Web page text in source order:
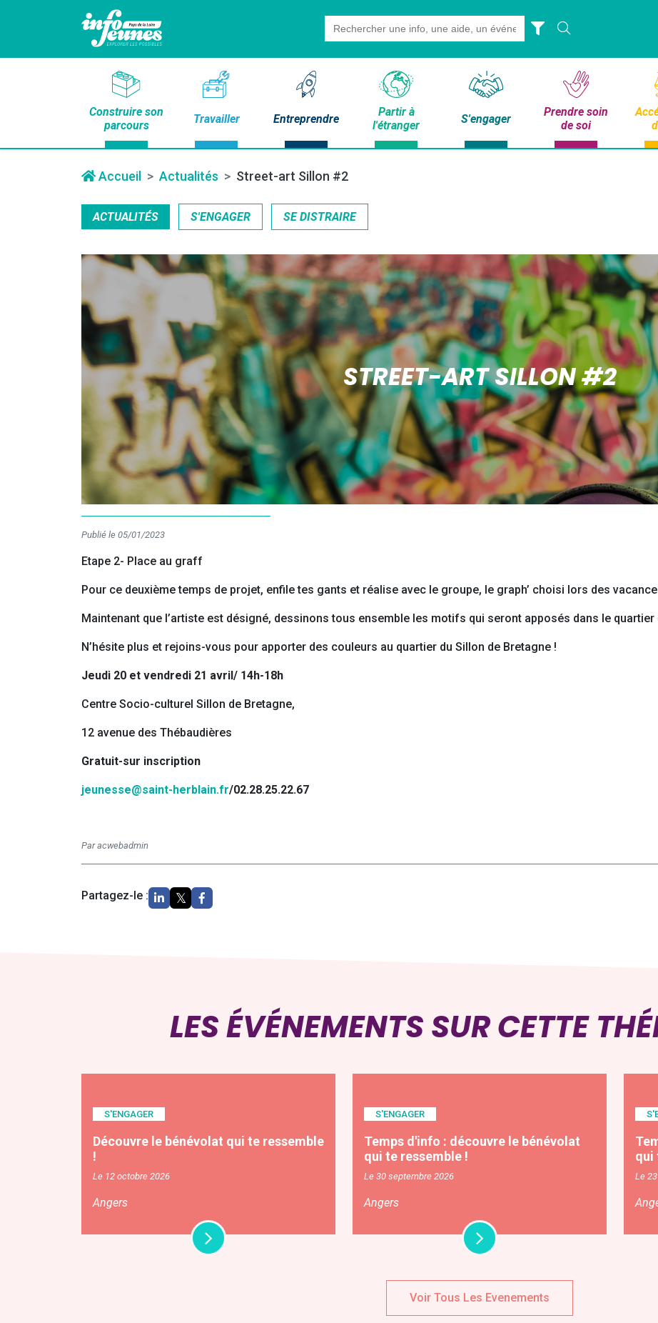
Search
for:
Construire son
parcours
Travailler Entreprendre
Partir à
l'étranger
S'engager
Prendre soin
de soi
Accueil Actualités Street-art Sillon #2
ACTUALITÉS S'ENGAGER SE DISTRAIRE
STREET-ART SILLON #2
Publié le 05/01/2023
Etape 2- Place au graff
Pour ce deuxième temps de projet, enfile tes gants et réalise avec le groupe, le graph’ choisi lors des
Maintenant que l’artiste est désigné, dessinons tous ensemble les motifs qui seront apposés dans le quartier
N’hésite plus et rejoins-vous pour apporter des couleurs au quartier du Sillon de Bretagne !
Jeudi 20 et vendredi 21 avril/ 14h-18h
Centre Socio-culturel Sillon de Bretagne,
12 avenue des Thébaudières
Gratuit-sur inscription
jeunesse@saint-herblain.fr/02.28.25.22.67
Par acwebadmin
Partagez-le :
LES ÉVÉNEMENTS SUR CETTE
S'ENGAGER
Découvre le bénévolat qui te ressemble
!
Le 12 octobre 2026
Angers
S'ENGAGER
Temps d'info : découvre le bénévolat
qui te ressemble !
Le 30 septembre 2026
Angers
qui
Le
Voir Tous Les Evenements